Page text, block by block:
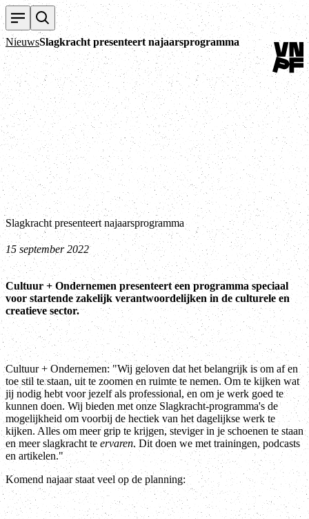
NieuwsSlagkracht presenteert najaarsprogramma
Terug
Slagkracht presenteert najaarsprogramma
15 september 2022
Cultuur + Ondernemen presenteert een programma speciaal
voor startende zakelijk verantwoordelijken in de culturele en
creatieve sector.
Cultuur + Ondernemen: "Wij geloven dat het belangrijk is om af en
toe stil te staan, uit te zoomen en ruimte te nemen. Om te kijken wat
jij nodig hebt voor jezelf als professional, en om je werk goed te
kunnen doen. Wij bieden met onze Slagkracht-programma's de
mogelijkheid om voorbij de hectiek van het dagelijkse werk te
kijken. Alles om meer grip te krijgen, steviger in je schoenen te staan
en meer slagkracht teervaren. Dit doen we met trainingen, podcasts
en artikelen."
Komend najaar staat veel op de planning: